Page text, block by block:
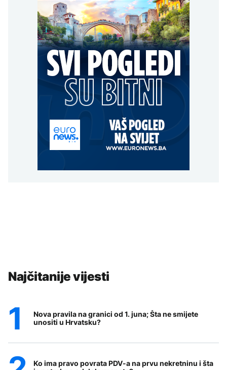
Najčitanije vijesti
Nova pravila na granici od 1. juna; Šta ne smijete
unositi u Hrvatsku?
Ko ima pravo povrata PDV-a na prvu nekretninu i šta